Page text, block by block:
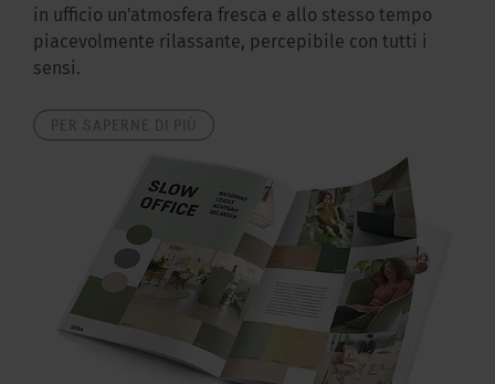
in ufficio un'atmosfera fresca e allo stesso tempo
piacevolmente rilassante, percepibile con tutti i
sensi.